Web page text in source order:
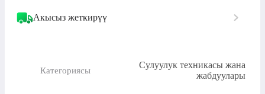
Акысыз жеткирүү
Категориясы
Сулуулук техникасы жана
жабдуулары